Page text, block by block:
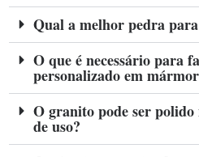
Qual a melhor pedra
O que é necessário para
personalizado em
O granito pode ser polido
de uso?